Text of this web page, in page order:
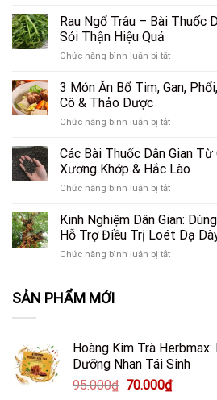
Đông
Thầm
Lá
Khỏe
Tần
Sự
Thật
Gai
Xạ
“Cặp
Hảo”
Cứu
Lá
Trước
Lực
Lối
Rau Ngổ Trâu – Bài Thuốc
Sỏi Thận Hiệu Quả
Chức năng bình luận bị tắtở
Ngổ
Trâu
Bài
Dân
Gian
Mất
&
Sỏi
Hiệu
3 Món Ăn Bổ Tim, Gan,
Cô & Thảo Dược
Chức năng bình luận bị tắtở
Món
Ăn
Bổ
Tim,
Phổi,
Dạ
Từ
Các Bài Thuốc Dân Gian
Xương Khớp & Hắc Lào
Chức năng bình luận bị tắtở
Thuốc
Dân
Gian
Xương
Khớp
&
Hắc
Kinh Nghiệm Dân Gian:
Hỗ Trợ Điều Trị Loét Dạ
Chức năng bình luận bị tắtở
Sung
Và
Hỗ
SẢN PHẨM MỚI
Hoàng Kim Trà
Dưỡng Nhan Tái Sinh
95.000₫ Giá
70.000₫Giá